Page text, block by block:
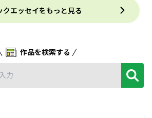
クエッセイをもっと見る
作品を検索する